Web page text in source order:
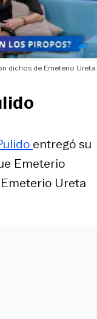
dichos de Emeterio Ureta.
entregó su
Emeterio
Ureta